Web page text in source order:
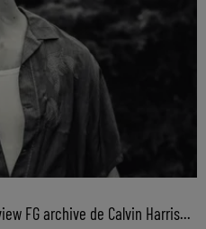
FG archive de Calvin Harris...